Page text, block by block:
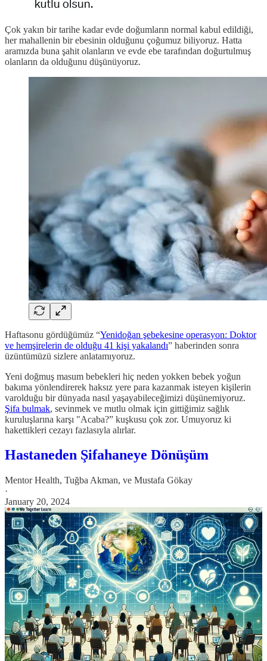
Çok yakın bir tarihe kadar evde doğumların normal kabul edildiği,
her mahallenin bir ebesinin olduğunu çoğumuz biliyoruz. Hatta
aramızda buna şahit olanların ve evde ebe tarafından doğurtulmuş
olanların da olduğunu düşünüyoruz.
Haftasonu gördüğümüz “Yenidoğan şebekesine operasyon: Doktor
ve hemşirelerin de olduğu 41 kişi yakalandı” haberinden sonra
üzüntümüzü sizlere anlatamıyoruz.
Yeni doğmuş masum bebekleri hiç neden yokken bebek yoğun
bakıma yönlendirerek haksız yere para kazanmak isteyen kişilerin
varolduğu bir dünyada nasıl yaşayabileceğimizi düşünemiyoruz.
Şifa bulmak, sevinmek ve mutlu olmak için gittiğimiz sağlık
kuruluşlarına karşı "Acaba?” kuşkusu çok zor. Umuyoruz ki
hakettikleri cezayı fazlasıyla alırlar.
Hastaneden Şifahaneye Dönüşüm
Mentor Health, Tuğba Akman, ve Mustafa Gökay
·
January 20, 2024